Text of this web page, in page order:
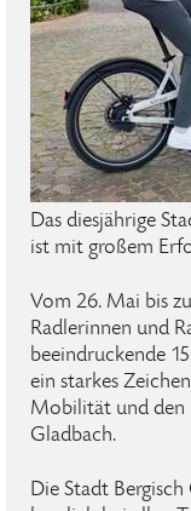
Das diesjährige
ist mit großem
Vom 26. Mai bis
Radlerinnen und
beeindruckende
ein starkes
Mobilität und den
Gladbach.
Die Stadt